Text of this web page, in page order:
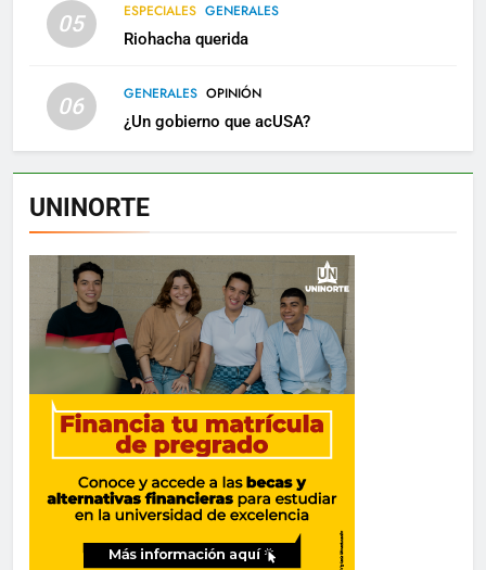
05 ESPECIALES GENERALES
Riohacha querida
06 GENERALES OPINIÓN
¿Un gobierno que acUSA?
UNINORTE